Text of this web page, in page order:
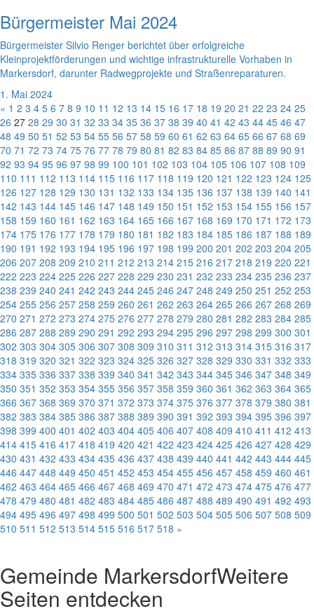
Bürgermeister Mai 2024
Bürgermeister Silvio Renger berichtet über erfolgreiche
Kleinprojektförderungen und wichtige infrastrukturelle Vorhaben in
Markersdorf, darunter Radwegprojekte und Straßenreparaturen.
1. Mai 2024
« 1 2 3 4 5 6 7 8 9 10 11 12 13 14 15 16 17 18 19 20 21 22 23 24 25
26 27 28 29 30 31 32 33 34 35 36 37 38 39 40 41 42 43 44 45 46 47
48 49 50 51 52 53 54 55 56 57 58 59 60 61 62 63 64 65 66 67 68 69
70 71 72 73 74 75 76 77 78 79 80 81 82 83 84 85 86 87 88 89 90 91
92 93 94 95 96 97 98 99 100 101 102 103 104 105 106 107 108 109
110 111 112 113 114 115 116 117 118 119 120 121 122 123 124 125
126 127 128 129 130 131 132 133 134 135 136 137 138 139 140 141
142 143 144 145 146 147 148 149 150 151 152 153 154 155 156 157
158 159 160 161 162 163 164 165 166 167 168 169 170 171 172 173
174 175 176 177 178 179 180 181 182 183 184 185 186 187 188 189
190 191 192 193 194 195 196 197 198 199 200 201 202 203 204 205
206 207 208 209 210 211 212 213 214 215 216 217 218 219 220 221
222 223 224 225 226 227 228 229 230 231 232 233 234 235 236 237
238 239 240 241 242 243 244 245 246 247 248 249 250 251 252 253
254 255 256 257 258 259 260 261 262 263 264 265 266 267 268 269
270 271 272 273 274 275 276 277 278 279 280 281 282 283 284 285
286 287 288 289 290 291 292 293 294 295 296 297 298 299 300 301
302 303 304 305 306 307 308 309 310 311 312 313 314 315 316 317
318 319 320 321 322 323 324 325 326 327 328 329 330 331 332 333
334 335 336 337 338 339 340 341 342 343 344 345 346 347 348 349
350 351 352 353 354 355 356 357 358 359 360 361 362 363 364 365
366 367 368 369 370 371 372 373 374 375 376 377 378 379 380 381
382 383 384 385 386 387 388 389 390 391 392 393 394 395 396 397
398 399 400 401 402 403 404 405 406 407 408 409 410 411 412 413
414 415 416 417 418 419 420 421 422 423 424 425 426 427 428 429
430 431 432 433 434 435 436 437 438 439 440 441 442 443 444 445
446 447 448 449 450 451 452 453 454 455 456 457 458 459 460 461
462 463 464 465 466 467 468 469 470 471 472 473 474 475 476 477
478 479 480 481 482 483 484 485 486 487 488 489 490 491 492 493
494 495 496 497 498 499 500 501 502 503 504 505 506 507 508 509
510 511 512 513 514 515 516 517 518 »
Gemeinde MarkersdorfWeitere
Seiten entdecken